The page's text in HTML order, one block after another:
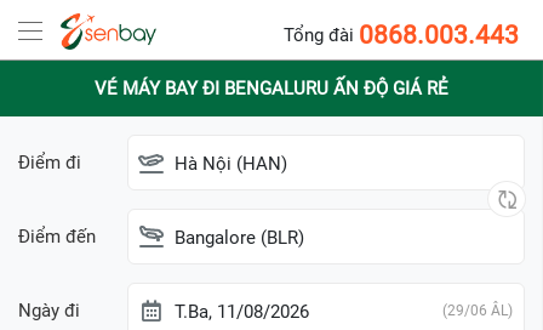
Tổng đài 0868.003.443
VÉ MÁY BAY ĐI BENGALURU ẤN ĐỘ GIÁ RẺ
Điểm đi Hà Nội (HAN)
Điểm đến Bangalore (BLR)
Ngày đi T.Ba, 11/08/2026 (29/06 ÂL)